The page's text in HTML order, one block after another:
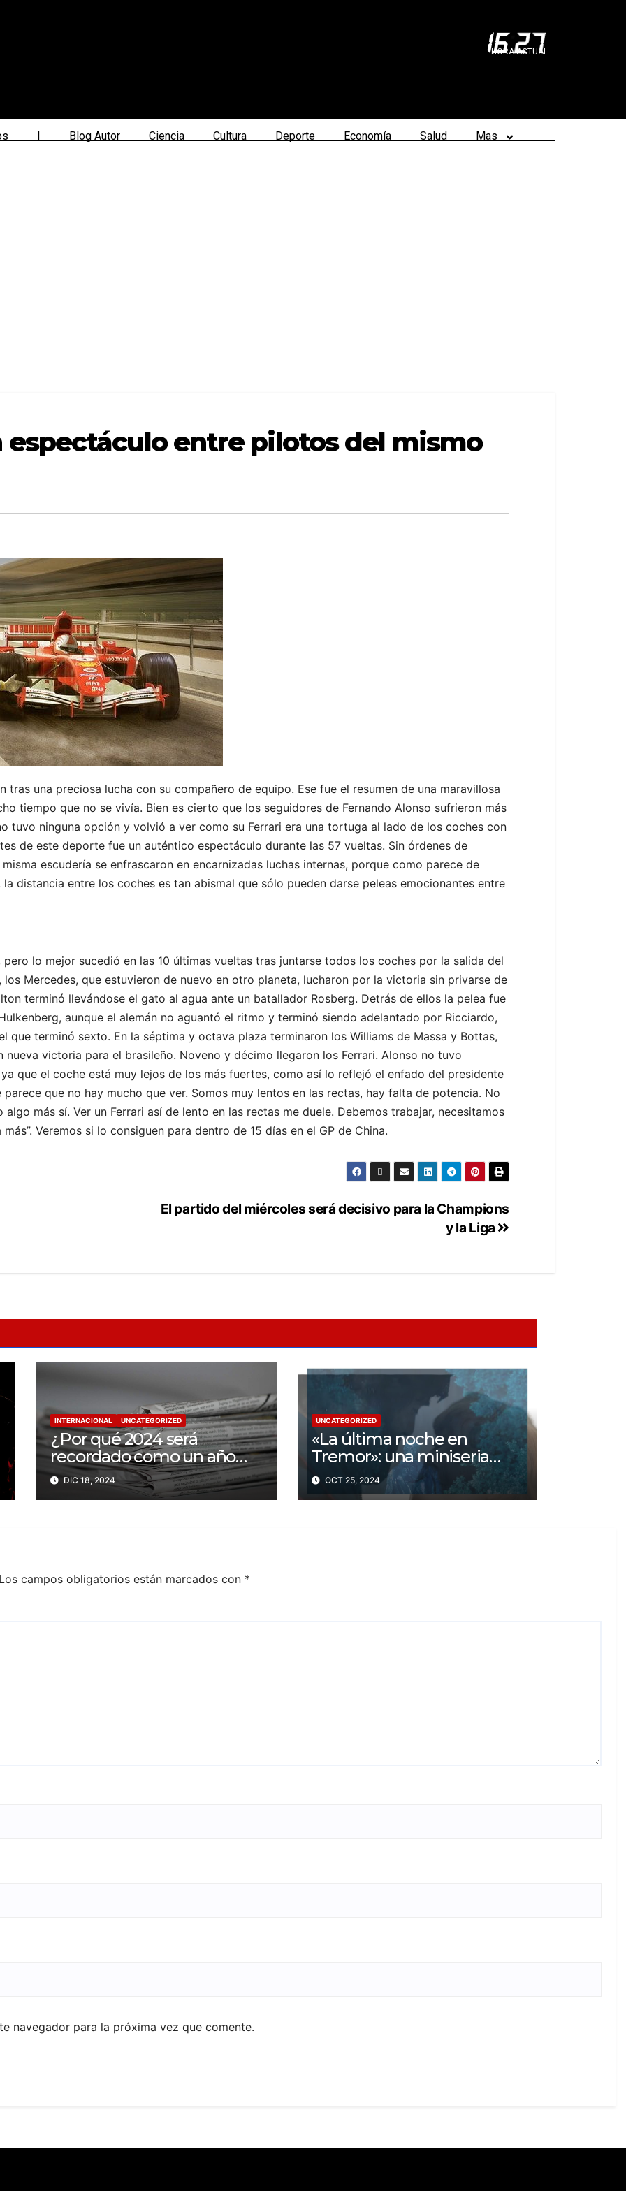
16:27
HORA ACTUAL
| Blog Autor Ciencia Cultura Deporte Economía Salud Mas
espectáculo entre pilotos del mismo
tras una preciosa lucha con su compañero de equipo. Ese fue el resumen de una maravillosa
tiempo que no se vivía. Bien es cierto que los seguidores de Fernando Alonso sufrieron más
tuvo ninguna opción y volvió a ver como su Ferrari era una tortuga al lado de los coches con
de este deporte fue un auténtico espectáculo durante las 57 vueltas. Sin órdenes de
escudería se enfrascaron en encarnizadas luchas internas, porque como parece de
distancia entre los coches es tan abismal que sólo pueden darse peleas emocionantes entre
lo mejor sucedió en las 10 últimas vueltas tras juntarse todos los coches por la salida del
Mercedes, que estuvieron de nuevo en otro planeta, lucharon por la victoria sin privarse de
terminó llevándose el gato al agua ante un batallador Rosberg. Detrás de ellos la pelea fue
aunque el alemán no aguantó el ritmo y terminó siendo adelantado por Ricciardo,
que terminó sexto. En la séptima y octava plaza terminaron los Williams de Massa y Bottas,
victoria para el brasileño. Noveno y décimo llegaron los Ferrari. Alonso no tuvo
que el coche está muy lejos de los más fuertes, como así lo reflejó el enfado del presidente
parece que no hay mucho que ver. Somos muy lentos en las rectas, hay falta de potencia. No
más sí. Ver un Ferrari así de lento en las rectas me duele. Debemos trabajar, necesitamos
Veremos si lo consiguen para dentro de 15 días en el GP de China.
El partido del miércoles será decisivo para la Champions
y la Liga
INTERNACIONAL UNCATEGORIZED
¿Por qué 2024 será
recordado como un año
trágico para la libertad de
prensa? Un tercio de los
DIC 18, 2024
UNCATEGORIZED
«La última noche en
Tremor»: una miniseria
psicológica ¿Cuál es su
trama?
OCT 25, 2024
Los campos obligatorios están marcados con *
navegador para la próxima vez que comente.